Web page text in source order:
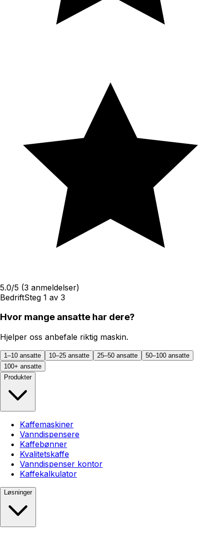
5.0/5 (3 anmeldelser)
BedriftSteg 1 av 3
Hvor mange ansatte har dere?
Hjelper oss anbefale riktig maskin.
1–10 ansatte 10–25 ansatte 25–50 ansatte
50–100 ansatte
100+ ansatte
Produkter
Kaffemaskiner
Vanndispensere
Kaffebønner
Kvalitetskaffe
Vanndispenser kontor
Kaffekalkulator
Løsninger